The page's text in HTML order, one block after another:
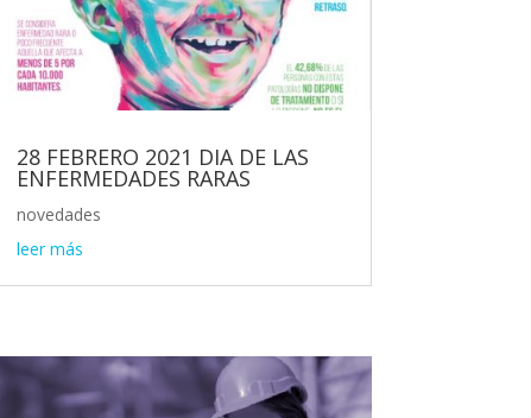
28 FEBRERO 2021 DIA DE LAS
ENFERMEDADES RARAS
novedades
leer más